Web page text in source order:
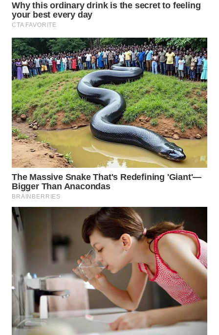
TAPANULI
UTARA
WN
SAMOSIR
WN
PADANG
LAWAS
WN
SUMEDANG
WN
CIANJUR
WN
KEPULAUAN
WN
BINJAI
WN
CIREBON